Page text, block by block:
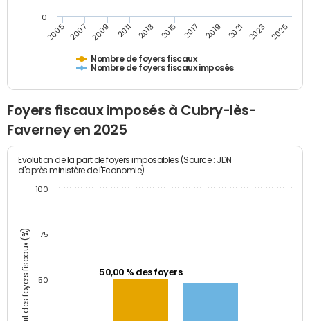
Nombre de foyers fiscaux
Nombre de foyers fiscaux imposés
2005 2007 2009 2011 2013 2015 2017 2019 2021 2023 2025
0
Foyers fiscaux imposés à Cubry-lès-
Faverney en 2025
Part des foyers fiscaux (%)
Evolution de la part de foyers imposables (Source : JDN
d'après ministère de l'Economie)
50,00 % des foyers
50
75
100